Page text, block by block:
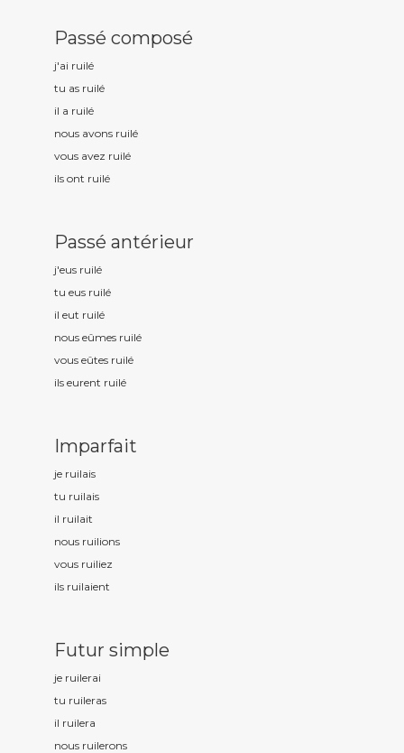
Passé composé
j'ai ruilé
tu as ruilé
il a ruilé
nous avons ruilé
vous avez ruilé
ils ont ruilé
Passé antérieur
j'eus ruilé
tu eus ruilé
il eut ruilé
nous eûmes ruilé
vous eûtes ruilé
ils eurent ruilé
Imparfait
je ruilais
tu ruilais
il ruilait
nous ruilions
vous ruiliez
ils ruilaient
Futur simple
je ruilerai
tu ruileras
il ruilera
nous ruilerons